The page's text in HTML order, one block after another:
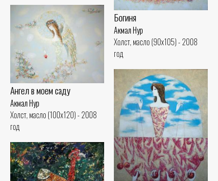
Богиня
Акмал Нур
Холст, масло (90x105) - 2008
год
Ангел в моем саду
Акмал Нур
Холст, масло (100x120) - 2008
год